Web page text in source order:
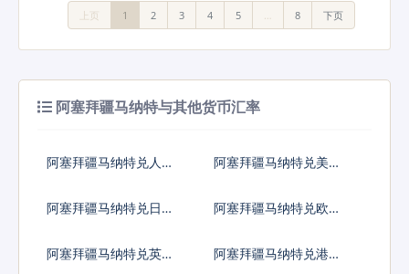
上页 1 2 3 4 5 … 8 下页
阿塞拜疆马纳特与其他货币汇率
阿塞拜疆马纳特兑人民
阿塞拜疆马纳特兑美元
阿塞拜疆马纳特兑日元 阿塞拜疆马纳特兑欧元
阿塞拜疆马纳特兑英镑 阿塞拜疆马纳特兑港币